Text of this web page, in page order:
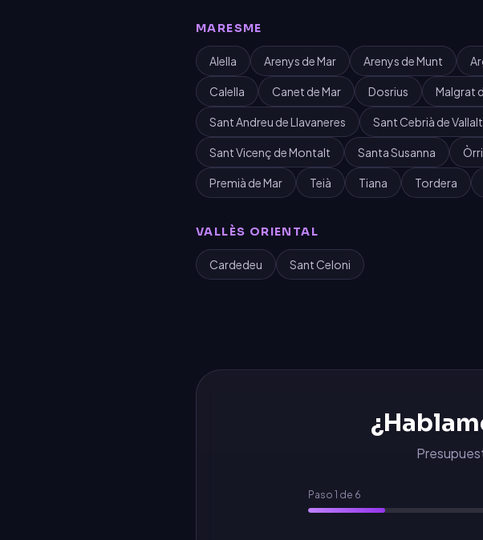
MARESME
Alella Arenys de Mar Arenys de Munt
Calella Canet de Mar Dosrius Malgrat
Sant Andreu de Llavaneres Sant Cebrià de
Sant Vicenç de Montalt Santa Susanna
Premià de Mar Teià Tiana Tordera
VALLÈS ORIENTAL
Cardedeu Sant Celoni
Paso 1 de 6